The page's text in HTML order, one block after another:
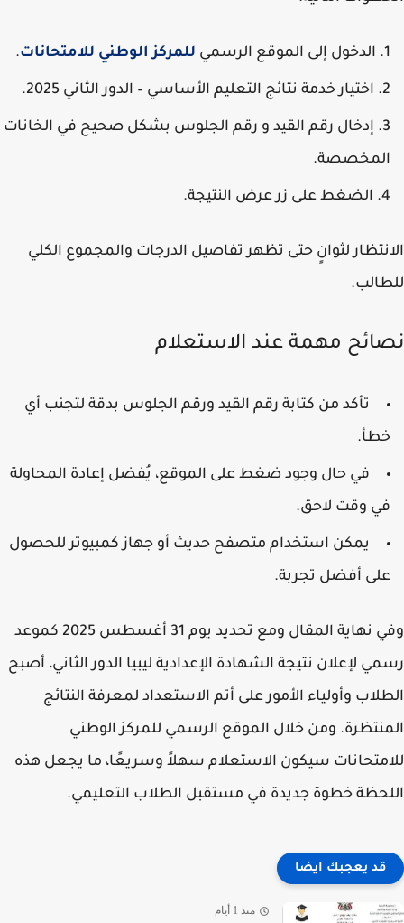
الدخول إلى الموقع الرسميللمركز الوطني للامتحانات.
اختيار خدمة نتائج التعليم الأساسي – الدور الثاني 2025.
إدخال رقم القيد و رقم الجلوس بشكل صحيح في الخانات
الضغط على زر عرض النتيجة.
لثوانٍ حتى تظهر تفاصيل الدرجات والمجموع الكلي
مهمة عند الاستعلام
تأكد من كتابة رقم القيد ورقم الجلوس بدقة لتجنب أي
في حال وجود ضغط على الموقع، يُفضل إعادة المحاولة
وقت لاحق.
يمكن استخدام متصفح حديث أو جهاز كمبيوتر للحصول
أفضل تجربة.
وفي نهاية المقال ومع تحديد يوم 31 أغسطس 2025 كموعد
لإعلان نتيجة الشهادة الإعدادية ليبيا الدور الثاني، أصبح
وأولياء الأمور على أتم الاستعداد لمعرفة النتائج
ومن خلال الموقع الرسمي للمركز الوطني
سيكون الاستعلام سهلاً وسريعًا، ما يجعل هذه
خطوة جديدة في مستقبل الطلاب التعليمي.
قد يعجبك ايضا
منذ 1 أيام